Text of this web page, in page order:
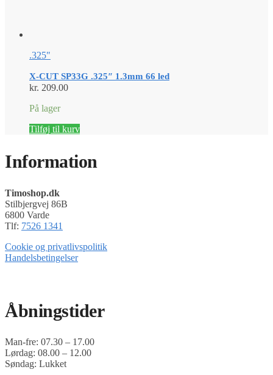
.325"
X-CUT SP33G .325″ 1.3mm 66 led
kr. 209.00
På lager
Tilføj til kurv
Information
Timoshop.dk
Stilbjergvej 86B
6800 Varde
Tlf: 7526 1341
Cookie og privatlivspolitik
Handelsbetingelser
Åbningstider
Man-fre: 07.30 – 17.00
Lørdag: 08.00 – 12.00
Søndag: Lukket